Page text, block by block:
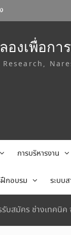
น
งเพื่อกา
การบริหารงาน
กอบรม ระบบ
รับสมัคร ช่างเทคนิ